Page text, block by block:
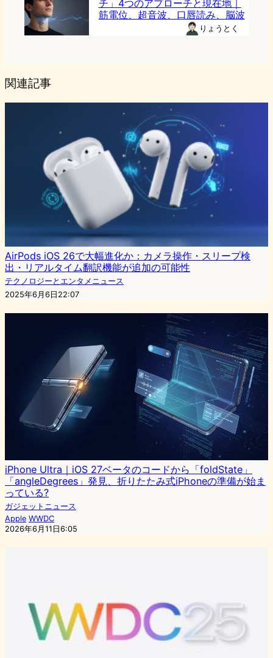
チ」4つのアプローチと現在地｜
筋電位、超音波、口唇読み、脳波
りょうとく
関連記事
AirPods iOS 26で大幅進化か：カメラ操作・スリープ検
出・リアルタイム翻訳機能が追加の可能性
テクノロジーとエンタメニュース
2025年6月6日22:07
iPhone Ultra｜iOS 27ベータのコードから「foldState」
「angleDegrees」発見、折りたたみ式iPhoneの準備が始ま
っている?
ガジェットニュース
Apple WWDC
2026年6月11日6:05